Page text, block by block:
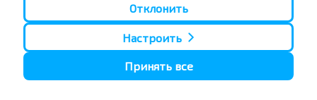
Когда лучше всего искать билет
Отклонить
Настроить
Принять все